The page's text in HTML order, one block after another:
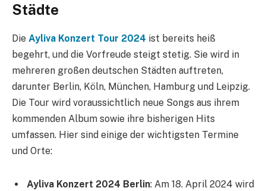
Städte
Die Ayliva Konzert Tour 2024 ist bereits heiß
begehrt, und die Vorfreude steigt stetig. Sie wird in
mehreren großen deutschen Städten auftreten,
darunter Berlin, Köln, München, Hamburg und Leipzig.
Die Tour wird voraussichtlich neue Songs aus ihrem
kommenden Album sowie ihre bisherigen Hits
umfassen. Hier sind einige der wichtigsten Termine
und Orte:
Ayliva Konzert 2024 Berlin: Am 18. April 2024 wird